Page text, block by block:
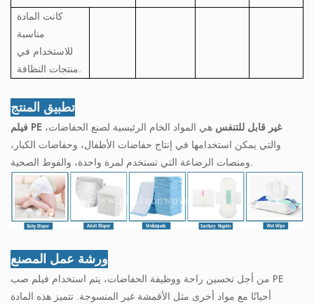
كانت المادة
مناسبة
للاستخدام في
منتجات النظافة.
تطبيق المنتج
فيلم PE غير قابل للتنفس هي المواد الخام الرئيسية لصنع الحفاضات،
والتي يمكن استخدامها في إنتاج حفاضات الأطفال، وحفاضات الكبار،
ومنصات الرضاعة التي تستخدم لمرة واحدة، والفوط الصحية.
ورشة عمل المصنع
من أجل تحسين راحة ووظيفة الحفاضات، يتم استخدام فيلم صب PE
أحيانًا مع مواد أخرى مثل الأقمشة غير المنسوجة. تتميز هذه المادة